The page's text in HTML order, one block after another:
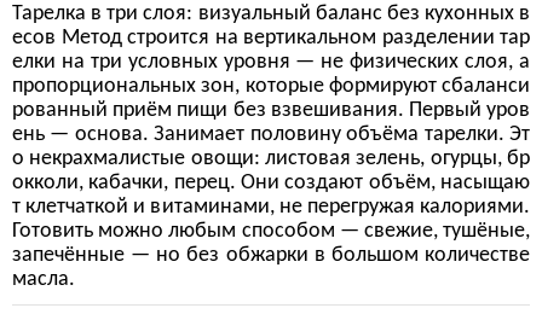
Тарелка в три слоя: визуальный баланс без кухонных в
есов Метод строится на вертикальном разделении тар
елки на три условных уровня — не физических слоя, а
пропорциональных зон, которые формируют сбаланси
рованный приём пищи без взвешивания. Первый уров
ень — основа. Занимает половину объёма тарелки. Эт
о некрахмалистые овощи: листовая зелень, огурцы, бр
окколи, кабачки, перец. Они создают объём, насыщаю
т клетчаткой и витаминами, не перегружая калориями.
Готовить можно любым способом — свежие, тушёные,
запечённые — но без обжарки в большом количестве
масла.